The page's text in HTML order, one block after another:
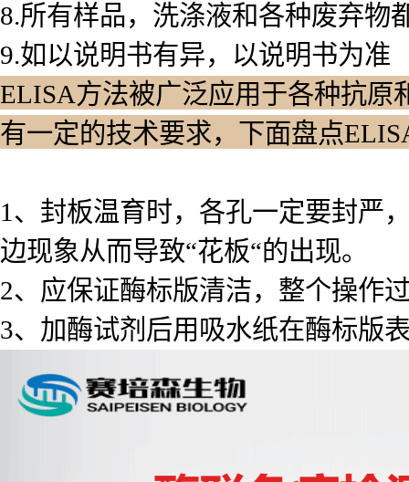
8.所有样品，洗涤液和各种废弃物
9.如以说明书有异，以说明书为准
ELISA方法被广泛应用于各种抗原
有一定的技术要求，下面盘点
1、封板温育时，各孔一定要封严
边现象从而导致“花板“的出现。
2、应保证酶标版清洁，整个操作
3、加酶试剂后用吸水纸在酶标版